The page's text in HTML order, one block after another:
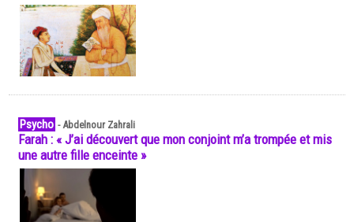
Psycho -Abdelnour Zahrali
Farah : « J’ai découvert que mon conjoint m’a trompée et mis
une autre fille enceinte »